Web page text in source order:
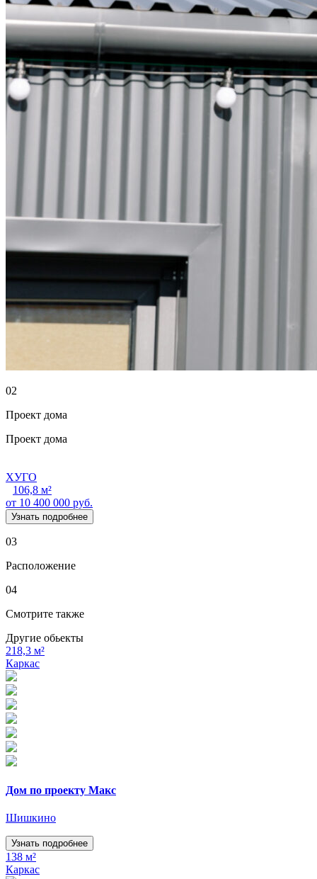
02
Проект дома
Проект дома
ХУГО
106,8 м²
от 10 400 000 руб.
Узнать подробнее
03
Расположение
04
Смотрите также
Другие обьекты
218,3 м²
Каркас
Дом по проекту Макс
Шишкино
Узнать подробнее
138 м²
Каркас